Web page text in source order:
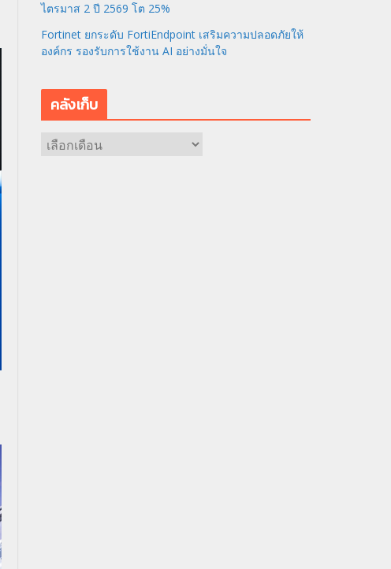
ไตรมาส 2 ปี 2569 โต 25%
Fortinet ยกระดับ FortiEndpoint เสริมความปลอดภัยให้
องค์กร รองรับการใช้งาน AI อย่างมั่นใจ
คลังเก็บ